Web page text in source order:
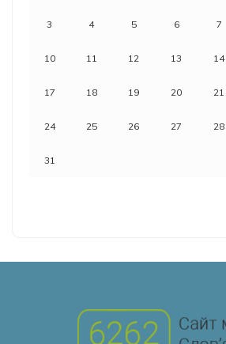
3 4 5 6 7
10 11 12 13 14
17 18 19 20 21
24 25 26 27 28
31